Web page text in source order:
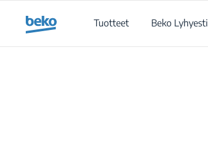
Tuotteet
Beko Lyhyesti